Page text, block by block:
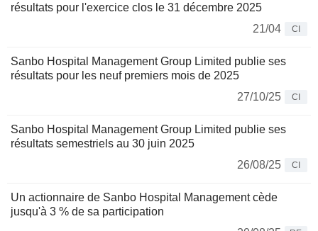
résultats pour l'exercice clos le 31 décembre 2025
21/04
CI
Sanbo Hospital Management Group Limited publie ses
résultats pour les neuf premiers mois de 2025
27/10/25
CI
Sanbo Hospital Management Group Limited publie ses
résultats semestriels au 30 juin 2025
26/08/25
CI
Un actionnaire de Sanbo Hospital Management cède
jusqu'à 3 % de sa participation